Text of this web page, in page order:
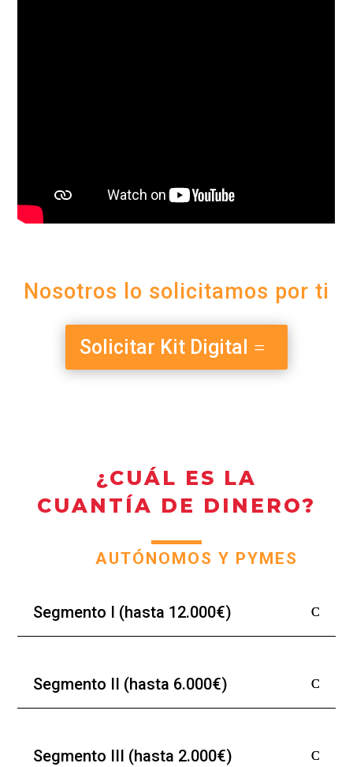
Nosotros lo solicitamos por ti
Solicitar Kit Digital
¿CUÁL ES LA
CUANTÍA DE DINERO?
AUTÓNOMOS Y PYMES
Segmento I (hasta 12.000€)
Segmento II (hasta 6.000€)
Segmento III (hasta 2.000€)